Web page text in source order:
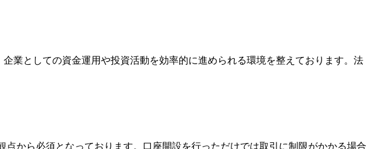
業としての資金運用や投資活動を効率的に進められる環境を整えております。法
から必須となっております。口座開設を行っただけでは取引に制限がかかる場合